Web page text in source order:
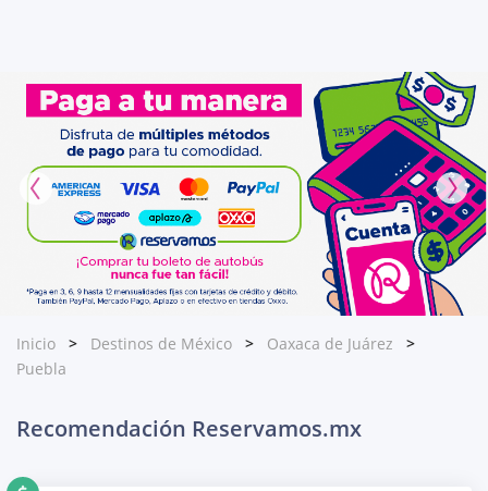
Inicio Destinos de México
Oaxaca de Juárez
Puebla
Recomendación Reservamos.mx